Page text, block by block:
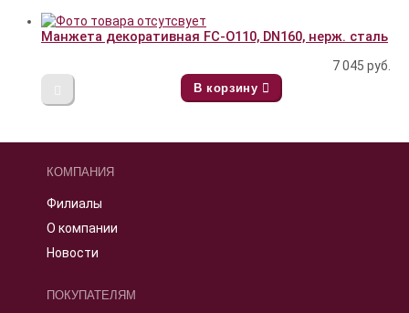
Манжета декоративная FC-O110, DN160, нерж. сталь
7 045 руб.
В корзину
КОМПАНИЯ
Филиалы
О компании
Новости
ПОКУПАТЕЛЯМ